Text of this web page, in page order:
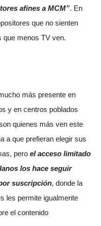
afines a MCM”. En
que no sienten
que menos TV ven.
más presente en
y en centros poblados
quienes más ven este
a que prefieran elegir sus
peroel acceso limitado
los hace seguir
suscripción, donde la
les permite igualmente
el contenido